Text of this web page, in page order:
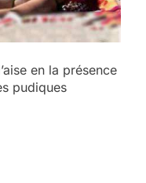
en la présence
pudiques